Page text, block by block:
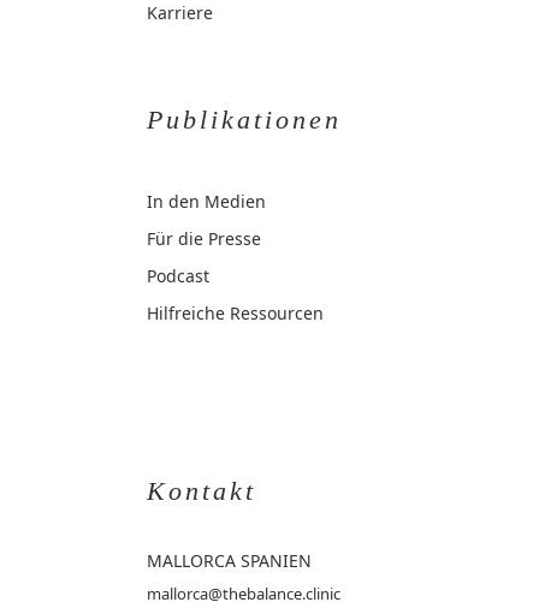
Karriere
Publikationen
In den Medien
Für die Presse
Podcast
Hilfreiche Ressourcen
Kontakt
MALLORCA SPANIEN
mallorca@thebalance.clinic